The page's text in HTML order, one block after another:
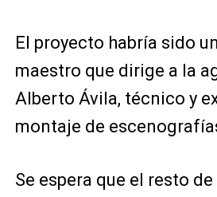
El proyecto habría sido
maestro que dirige a la
Alberto Ávila, técnico y
montaje de
Se espera que el resto